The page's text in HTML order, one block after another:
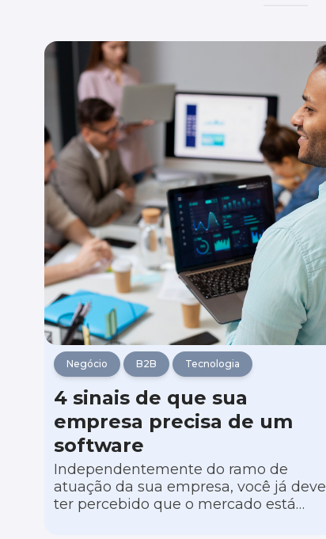
Negócio B2B Tecnologia
4 sinais de que sua
empresa precisa de um
software
Independentemente do ramo de
atuação da sua empresa, você já deve
ter percebido que o mercado está